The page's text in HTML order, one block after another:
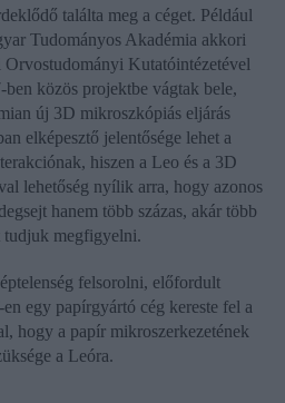
találta meg a céget. Például
Tudományos Akadémia akkori
Kutatóintézetével
közös projektbe vágtak bele,
új 3D mikroszkópiás eljárás
elképesztő jelentősége lehet a
hiszen a Leo és a 3D
lehetőség nyílik arra, hogy azonos
hanem több százas, akár több
tudjuk megfigyelni.
felsorolni, előfordult
egy papírgyártó cég kereste fel a
hogy a papír mikroszerkezetének
a Leóra.